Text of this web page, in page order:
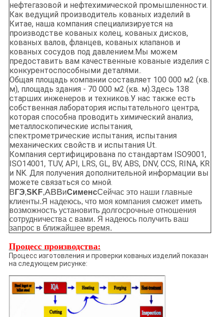
нефтегазовой и нефтехимической промышленности.
Как ведущий производитель кованых изделий в
Китае, наша компания специализируется на
производстве кованых колец, кованых дисков,
кованых валов, фланцев, кованых клапанов и
кованых сосудов под давлением.Мы можем
предоставить вам качественные кованые изделия с
конкурентоспособными деталями..
Общая площадь компании составляет 100 000 м2 (кв.
м), площадь здания - 70 000 м2 (кв. м).Здесь 138
старших инженеров и техников.У нас также есть
собственная лаборатория испытательного центра,
которая способна проводить химический анализ,
металлоскопические испытания,
спектрометрические испытания, испытания
механических свойств и испытания Ut.
Компания сертифицирована по стандартам ISO9001,
ISO14001, TUV, API, LRS, GL, BV, ABS, DNV, CCS, RINA, KR
и NK. Для получения дополнительной информации вы
можете связаться со мной.
В ГЭ,SKF,ABBиСименсСейчас это наши главные
клиенты.Я надеюсь, что моя компания сможет иметь
возможность установить долгосрочные отношения
сотрудничества с вами. Я надеюсь получить ваш
запрос в ближайшее время.
Процесс производства:
Процесс изготовления и проверки кованых изделий показан
на следующем рисунке: